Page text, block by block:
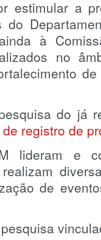
estimular a
do
à
no
do já
registro de
lideram e
de